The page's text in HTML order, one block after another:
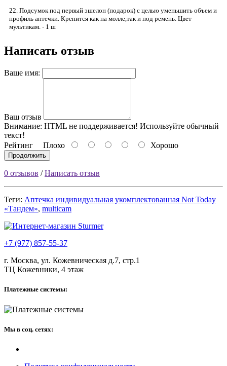
22. Подсумок под первый эшелон (подарок) с целью уменьшить объем и
профиль аптечки. Крепится как на молле,так и под ремень. Цвет
мультикам. - 1 ш
Написать отзыв
Ваше имя:
Ваш отзыв
Внимание: HTML не поддерживается! Используйте обычный
текст!
Рейтинг Плохо Хорошо
Продолжить
0 отзывов /Написать отзыв
Теги: Аптечка индивидуальная укомплектованная Not Today
«Тандем», multicam
+7 (977) 857-55-37
г. Москва, ул. Кожевническая д.7, стр.1
ТЦ Кожевники, 4 этаж
Платежные системы:
Мы в соц. сетях: